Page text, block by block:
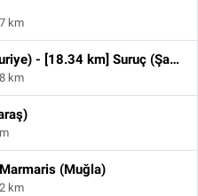
km
Ayn el-Arab, Halep (Suriye) - [18.34 km] Suruç (Şanlıurfa)
km
(Muğla)
km